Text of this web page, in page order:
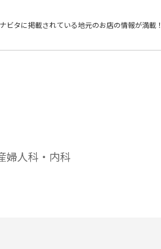
ナビタに掲載されている地元のお店の情報が満載！
人科・内科